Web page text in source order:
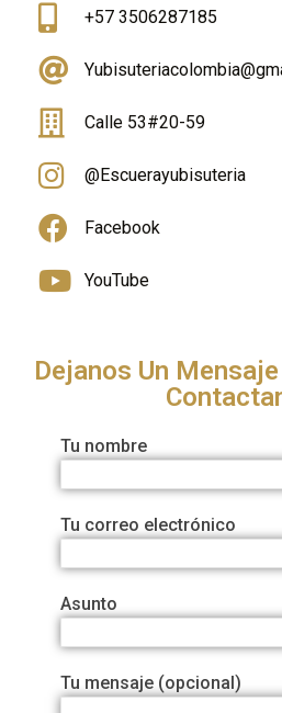
+57 3506287185
Calle 53#20-59
@Escuerayubisuteria
Facebook
YouTube
Dejanos Un
Tu nombre
Tu correo electrónico
Asunto
Tu mensaje (opcional)